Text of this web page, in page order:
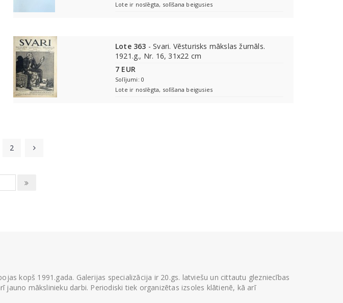
Lote ir noslēgta, solīšana beigusies
Lote 363 - Svari. Vēsturisks mākslas žurnāls.
1921.g., Nr. 16, 31x22 cm
7 EUR
Solījumi: 0
Lote ir noslēgta, solīšana beigusies
2
kopš 1991.gada. Galerijas specializācija ir 20.gs. latviešu un cittautu glezniecības
jauno mākslinieku darbi. Periodiski tiek organizētas izsoles klātienē, kā arī